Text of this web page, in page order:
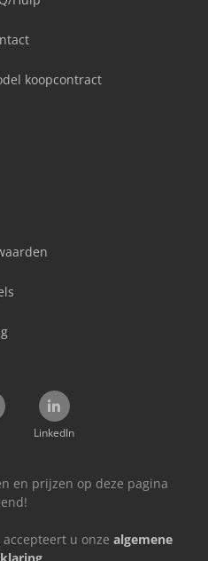
koopcontract
LinkedIn
en prijzen op deze pagina
u onze algemene